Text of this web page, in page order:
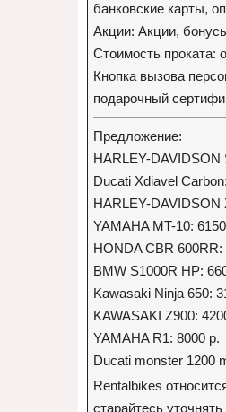
банковские карты,
Акции: Акции,
Стоимость проката:
Кнопка вызова
подарочный
Предложение:
HARLEY-DAVIDSON
Ducati Xdiavel
HARLEY-DAVIDSON
YAMAHA MT-10:
HONDA CBR 600RR:
BMW S1000R HP:
Kawasaki Ninja 650:
KAWASAKI Z900:
YAMAHA R1: 8000 р.
Ducati monster 1200
Rentalbikes
старайтесь